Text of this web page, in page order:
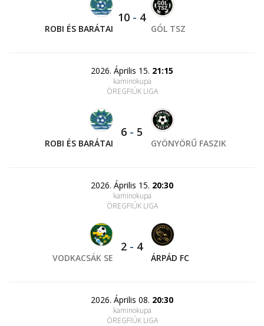
ROBI ÉS BARÁTAI
10 - 4
GÓL TSZ
2026. Április 15. 21:15
kaminokupa
ÖREGFIÚK LIGA
ROBI ÉS BARÁTAI
6 - 5
GYÖNYÖRŰ FASZIK
2026. Április 15. 20:30
kaminokupa
ÖREGFIÚK LIGA
VODKACSÁK SE
2 - 4
ÁRPÁD FC
2026. Április 08. 20:30
kaminokupa
ÖREGFIÚK LIGA